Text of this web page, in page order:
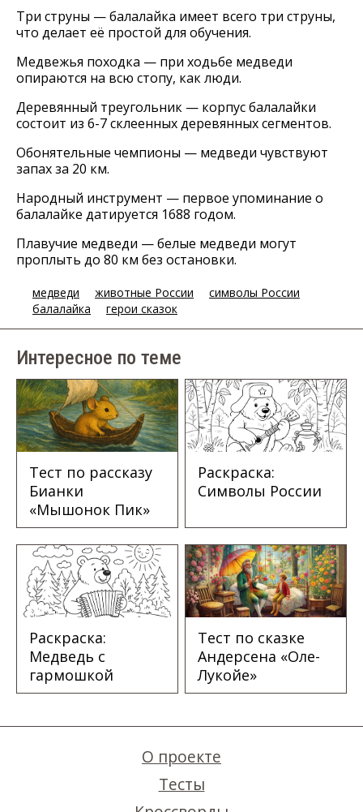
Три струны — балалайка имеет всего три струны,
что делает её простой для обучения.
Медвежья походка — при ходьбе медведи
опираются на всю стопу, как люди.
Деревянный треугольник — корпус балалайки
состоит из 6-7 склеенных деревянных сегментов.
Обонятельные чемпионы — медведи чувствуют
запах за 20 км.
Народный инструмент — первое упоминание о
балалайке датируется 1688 годом.
Плавучие медведи — белые медведи могут
проплыть до 80 км без остановки.
медведи животные России
символы России
балалайка
герои сказок
Интересное по теме
Тест по рассказу
Бианки
«Мышонок Пик»
Раскраска:
Символы России
Раскраска:
Медведь с
гармошкой
Тест по сказке
Андерсена «Оле-
Лукойе»
О проекте
Тесты